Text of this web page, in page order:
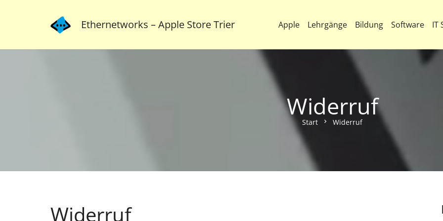
Ethernetworks – Apple Store Trier Apple Lehrgänge Bildung Software IT
Widerruf
Start chevron_right Widerruf
Widerruf